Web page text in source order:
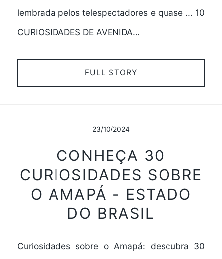
lembrada pelos telespectadores e quase ... 10
CURIOSIDADES DE AVENIDA…
FULL STORY
23/10/2024
CONHEÇA 30
CURIOSIDADES SOBRE
O AMAPÁ - ESTADO
DO BRASIL
Curiosidades sobre o Amapá: descubra 30